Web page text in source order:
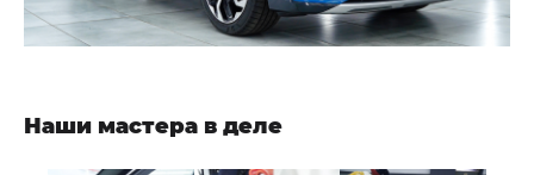
Наши мастера в деле